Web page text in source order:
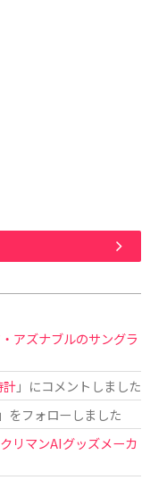
アズナブルのサングラ
計」にコメントしました
」をフォローしました
リマンAIグッズメーカ